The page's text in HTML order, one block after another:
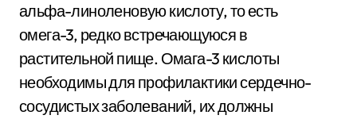
альфа-линоленовую кислоту, то есть
омега-3, редко встречающуюся в
растительной пище. Омага-3 кислоты
необходимы для профилактики сердечно-
сосудистых заболеваний, их должны